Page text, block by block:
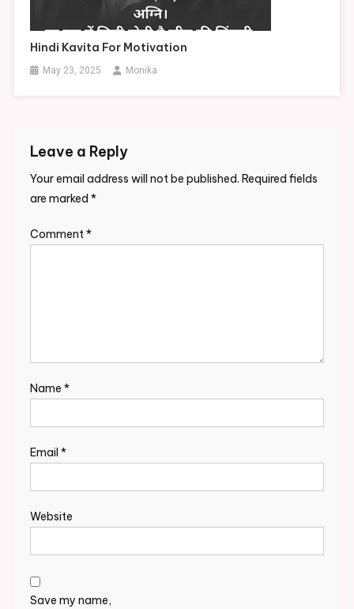
Hindi Kavita For Motivation
May 23, 2025 Monika
Leave a Reply
Your email address will not be published. Required fields
are marked *
Comment*
Name *
Email *
Website
Save my name,